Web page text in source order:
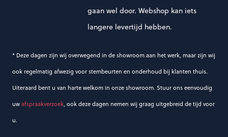
gaan wel door. Webshop kan iets
langere levertijd hebben.
* Deze dagen zijn wij overwegend in de showroom aan het werk, maar zijn wij
ook regelmatig afwezig voor stembeurten en onderhoud bij klanten thuis.
Uiteraard bent u van harte welkom in onze showroom. Stuur ons eenvoudig
uwafspraakverzoek, ook deze dagen nemen wij graag uitgebreid de tijd voor
u.